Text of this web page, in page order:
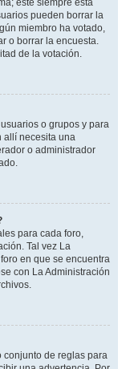
este siempre esta
pueden borrar la
miembro ha votado,
o borrar la encuesta.
de la votación.
o grupos y para
allí necesita una
o administrador
para cada foro,
Tal vez La
en que se encuentra
con La Administración
conjunto de reglas para